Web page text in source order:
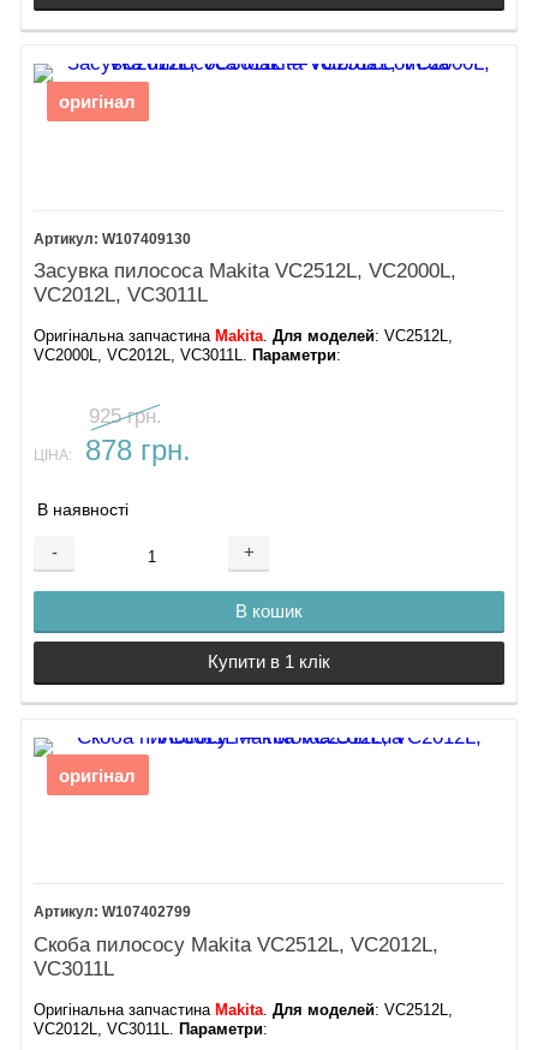
оригінал
W107409130
Засувка пилососа Makita VC2512L, VC2000L,
VC2012L, VC3011L
Оригінальна запчастина Makita .Для моделей: VC2512L,
VC2000L, VC2012L, VC3011L.
Параметри:
925 грн.
ЦІНА: 878 грн.
В наявності
- +
В кошик
Купити в 1 клік
оригінал
W107402799
Скоба пилососу Makita VC2512L, VC2012L,
VC3011L
Оригінальна запчастина Makita .Для моделей: VC2512L,
VC2012L, VC3011L.
Параметри: